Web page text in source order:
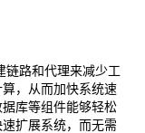
链路和代理来减少工
，从而加快系统速
库等组件能够轻松
扩展系统，而无需